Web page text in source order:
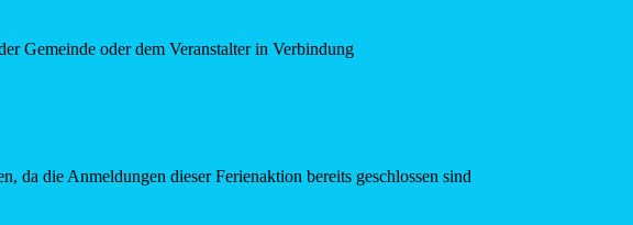
Gemeinde oder dem Veranstalter in Verbindung
da die Anmeldungen dieser Ferienaktion bereits geschlossen sind